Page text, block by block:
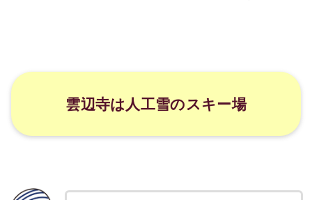
雲辺寺は人工雪のスキー場